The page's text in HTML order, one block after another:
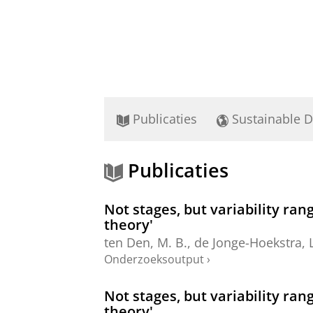
Publicaties Sustainable
Publicaties
Not stages, but variability
theory'
ten Den, M. B., de Jonge-Hoekstra,
Onderzoeksoutput ›
Not stages, but variability